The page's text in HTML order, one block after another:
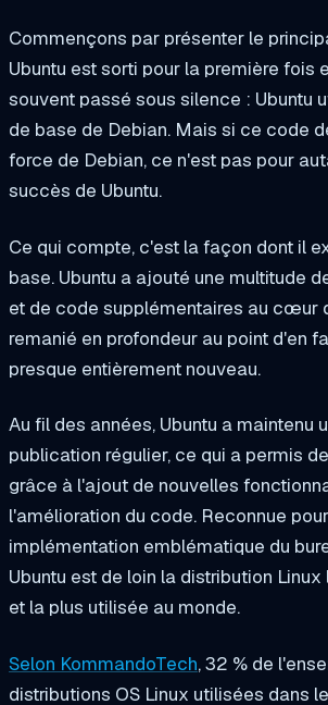
Commençons par présenter le
Ubuntu est sorti pour la première fois
souvent passé sous silence : Ubuntu
de base de Debian. Mais si ce code
force de Debian, ce n'est pas pour
succès de Ubuntu.
Ce qui compte, c'est la façon dont il
base. Ubuntu a ajouté une multitude
et de code supplémentaires au cœur
remanié en profondeur au point d'en
presque entièrement nouveau.
Au fil des années, Ubuntu a maintenu
publication régulier, ce qui a permis
grâce à l'ajout de nouvelles
l'amélioration du code. Reconnue
implémentation emblématique du
Ubuntu est de loin la distribution
et la plus utilisée au monde.
Selon KommandoTech, 32 % de
distributions OS Linux utilisées dans